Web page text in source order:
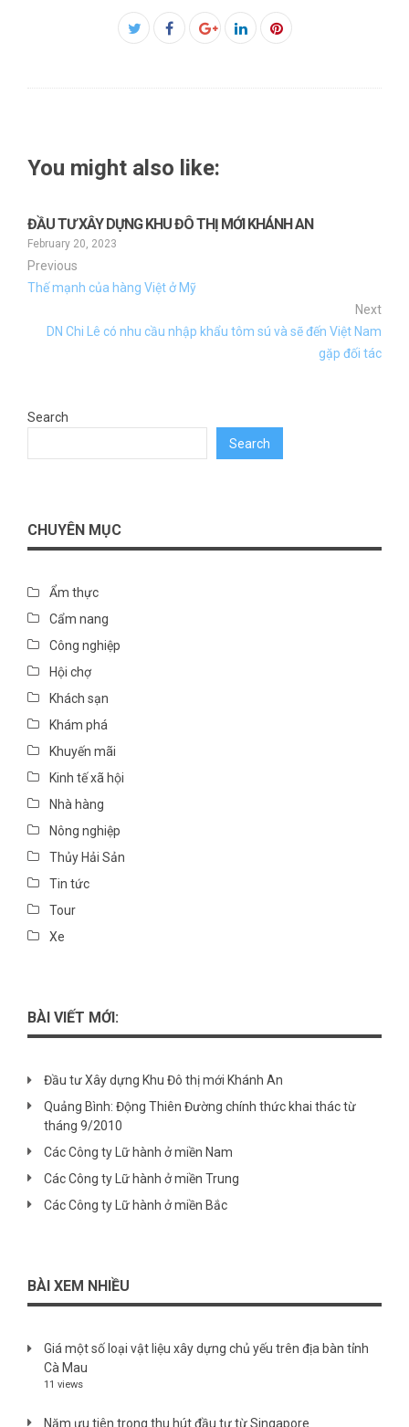
Facebook
You might also like:
ĐẦU TƯ XÂY DỰNG KHU ĐÔ THỊ MỚI KHÁNH AN
February 20, 2023
Previous
Thế mạnh của hàng Việt ở Mỹ
Next
DN Chi Lê có nhu cầu nhập khẩu tôm sú và sẽ đến Việt Nam
gặp đối tác
Search
Search
CHUYÊN MỤC
Ẩm thực
Cẩm nang
Công nghiệp
Hội chợ
Khách sạn
Khám phá
Khuyến mãi
Kinh tế xã hội
Nhà hàng
Nông nghiệp
Thủy Hải Sản
Tin tức
Tour
Xe
BÀI VIẾT MỚI:
Đầu tư Xây dựng Khu Đô thị mới Khánh An
Quảng Bình: Động Thiên Đường chính thức khai thác từ
tháng 9/2010
Các Công ty Lữ hành ở miền Nam
Các Công ty Lữ hành ở miền Trung
Các Công ty Lữ hành ở miền Bắc
BÀI XEM NHIỀU
Giá một số loại vật liệu xây dựng chủ yếu trên địa bàn tỉnh
Cà Mau
11 views
Năm ưu tiên trong thu hút đầu tư từ Singapore